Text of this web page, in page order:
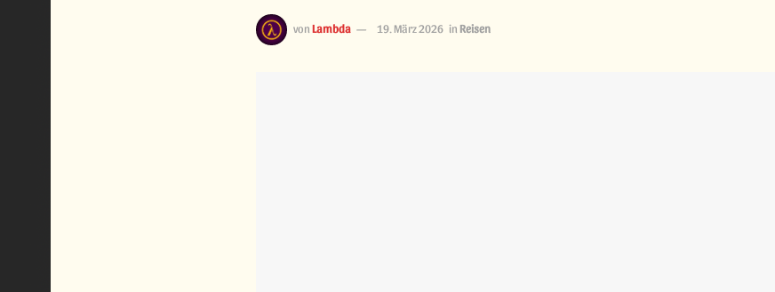
von Lambda 19. März 2026 in Reisen